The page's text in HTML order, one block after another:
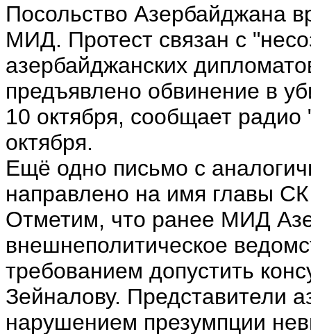
Посольство Азербайджана
МИД. Протест связан с
азербайджанских
предъявлено обвинение в
10 октября, сообщает радио
октября.
Ещё одно письмо с
направлено на имя главы
Отметим, что ранее МИД
внешнеполитическое
требованием допустить
Зейналову. Представители
нарушением презумпции